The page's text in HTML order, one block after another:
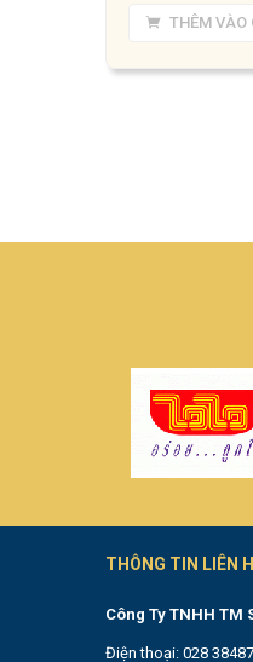
THÊM VÀO
THÔNG TIN LIÊN
Công Ty TNHH TM
Điện thoại: 028